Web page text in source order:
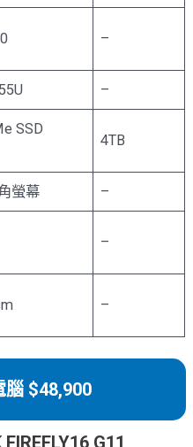
–
–
SSD
4TB
螢幕 –
–
–
腦 $48,900
G11